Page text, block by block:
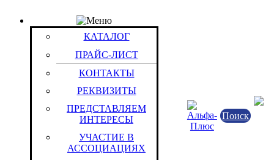
КАТАЛОГ
ПРАЙС-ЛИСТ
КОНТАКТЫ
РЕКВИЗИТЫ
ПРЕДСТАВЛЯЕМ
ИНТЕРЕСЫ
УЧАСТИЕ В
АССОЦИАЦИЯХ
Поиск
Группа: ЗАИТ (г. Саратов) (вариант поставки - с
электролитом)
Группы / Товары
Химические источники тока
Вторичные ХИТ
ООО «Завод автономных источников